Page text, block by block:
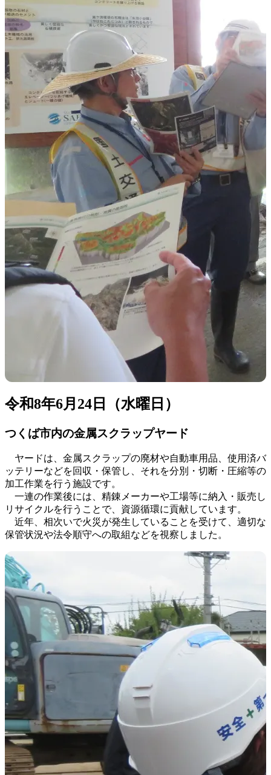
令和8年6月24日（水曜日）
つくば市内の金属スクラップヤード
ヤードは、金属スクラップの廃材や自動車用品、使用済バ
ッテリーなどを回収・保管し、それを分別・切断・圧縮等の
加工作業を行う施設です。
一連の作業後には、精錬メーカーや工場等に納入・販売し
リサイクルを行うことで、資源循環に貢献しています。
近年、相次いで火災が発生していることを受けて、適切な
保管状況や法令順守への取組などを視察しました。